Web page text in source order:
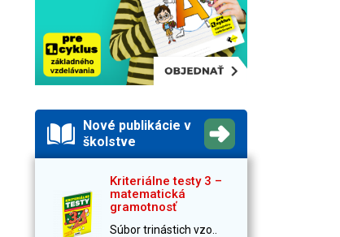
Nové publikácie v
školstve
Kriteriálne testy 3 –
matematická
gramotnosť
Súbor trinástich vzo..